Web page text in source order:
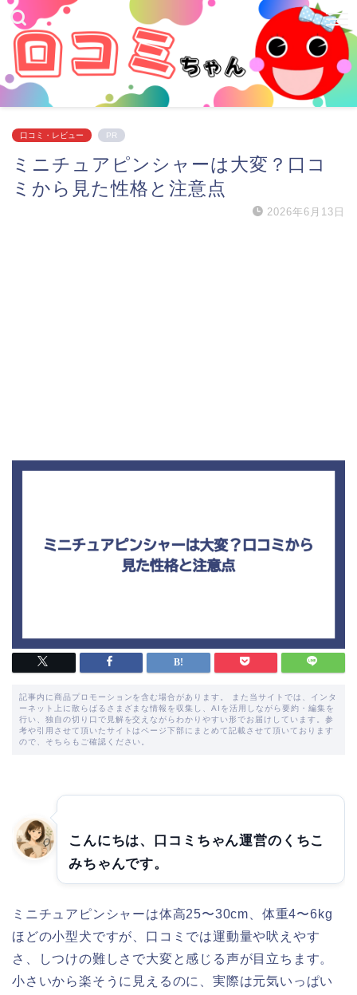
口コミ・レビュー PR
ミニチュアピンシャーは大変？口コ
ミから見た性格と注意点
2026年6月13日
記事内に商品プロモーションを含む場合があります。 また当サイトでは、インタ
ーネット上に散らばるさまざまな情報を収集し、AIを活用しながら要約・編集を
行い、独自の切り口で見解を交えながらわかりやすい形でお届けしています。参
考や引用させて頂いたサイトはページ下部にまとめて記載させて頂いております
ので、そちらもご確認ください。
こんにちは、口コミちゃん運営のくちこ
みちゃんです。
ミニチュアピンシャーは体高25〜30cm、体重4〜6kg
ほどの小型犬ですが、口コミでは運動量や吠えやす
さ、しつけの難しさで大変と感じる声が目立ちます。
小さいから楽そうに見えるのに、実際は元気いっぱい